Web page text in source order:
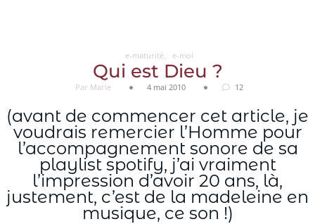
e-maturité e-moi
Qui est Dieu ?
Par Marie 4 mai 2010 12
(avant de commencer cet article, je
voudrais remercier l’Homme pour
l’accompagnement sonore de sa
playlist spotify, j’ai vraiment
l’impression d’avoir 20 ans, là,
justement, c’est de la madeleine en
musique, ce son !)